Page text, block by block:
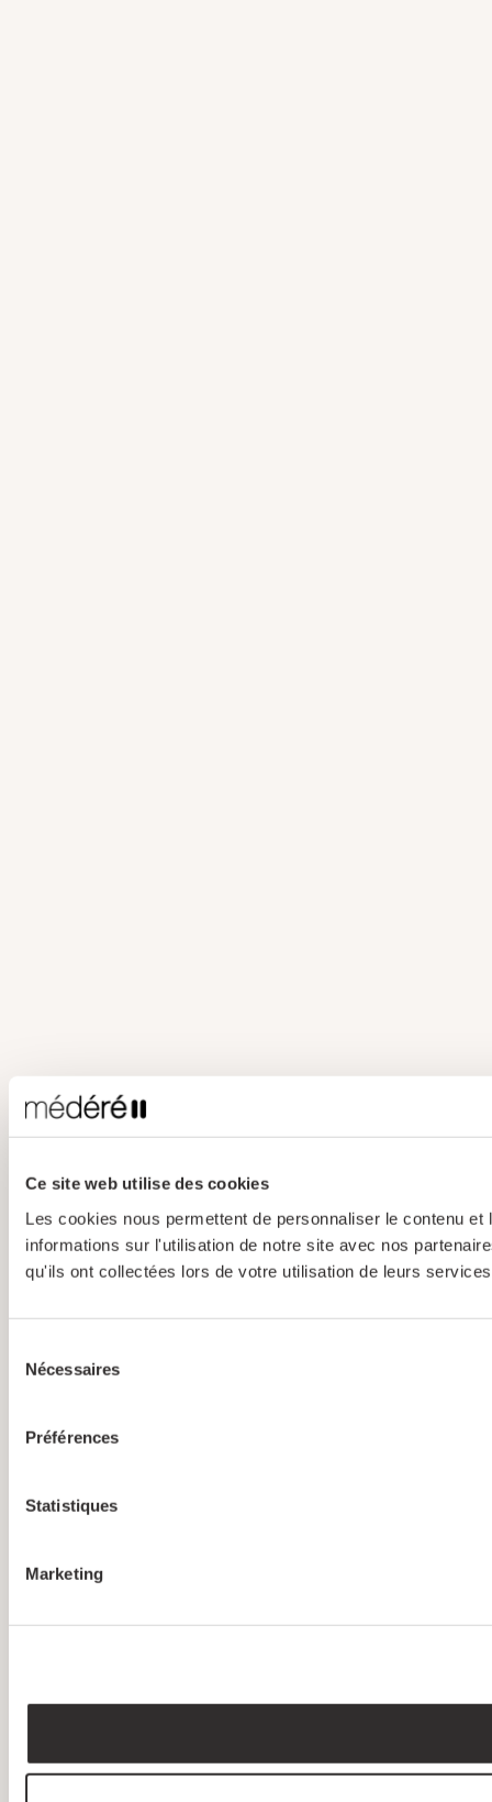
Ce site web utilise des cookies
Les cookies nous permettent de personnaliser le contenu
informations sur l'utilisation de notre site avec nos
qu'ils ont collectées lors de votre utilisation de leurs
Nécessaires
Préférences
Statistiques
Marketing